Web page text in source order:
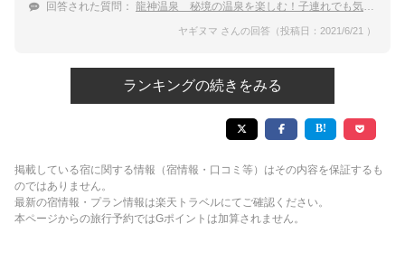
回答された質問： 龍神温泉 秘境の温泉を楽しむ！子連れでも気軽に泊まれる宿
ヤギヌマ さんの回答（投稿日：2021/6/21 ）
ランキングの続きをみる
掲載している宿に関する情報（宿情報・口コミ等）はその内容を保証するも
のではありません。
最新の宿情報・プラン情報は楽天トラベルにてご確認ください。
本ページからの旅行予約ではGポイントは加算されません。